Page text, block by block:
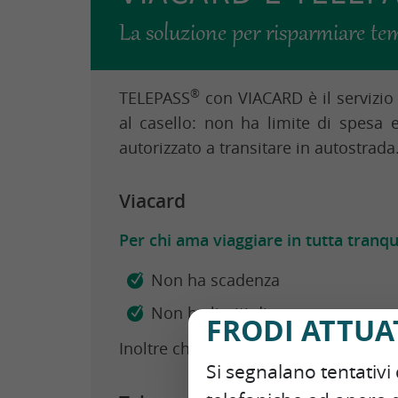
La soluzione per risparmiare
TELEPASS® con VIACARD è il
al casello: non ha limite di spesa
autorizzato a transitare in autostrada.
Viacard
Per chi ama viaggiare in tutta
Non ha scadenza
Non ha limiti di spesa
Inoltre chi possiede Viacard, può
FRODI
Si segnalano